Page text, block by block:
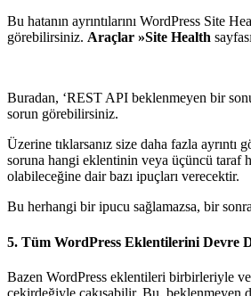
Bu hatanın ayrıntılarını WordPress Site
görebilirsiniz. Araçlar »Site Health
Buradan, ‘REST API beklenmeyen bir
sorun görebilirsiniz.
Üzerine tıklarsanız size daha fazla ayrıntı
soruna hangi eklentinin veya üçüncü taraf
olabileceğine dair bazı ipuçları verecektir.
Bu herhangi bir ipucu sağlamazsa, bir
5. Tüm WordPress Eklentilerini Devre
Bazen WordPress eklentileri birbirleriyle
çekirdeğiyle çakışabilir. Bu, beklenmeyen